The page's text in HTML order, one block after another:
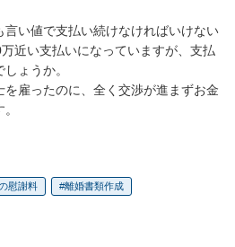
い値で支払い続けなければいけない
近い支払いになっていますが、支払
ょうか。
雇ったのに、全く交渉が進まずお金
慰謝料 離婚書類作成